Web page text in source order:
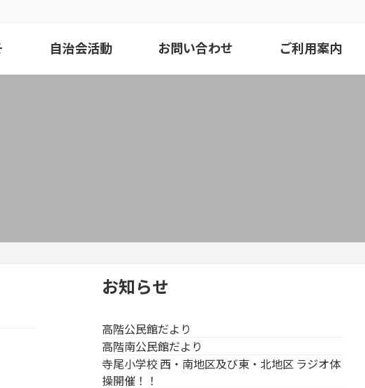
自治会活動 お問い合わせ ご利用案内
お知らせ
高階公民館だより
高階南公民館だより
寺尾小学校 西・南地区及び東・北地区 ラジオ体
操開催！！